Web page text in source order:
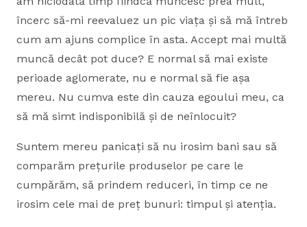
încerc să-mi reevaluez un pic viața și să mă întreb
cum am ajuns complice în asta. Accept mai multă
muncă decât pot duce? E normal să mai existe
perioade aglomerate, nu e normal să fie așa
mereu. Nu cumva este din cauza egoului meu, ca
să mă simt indisponibilă și de neînlocuit?
Suntem mereu panicați să nu irosim bani sau să
comparăm prețurile produselor pe care le
cumpărăm, să prindem reduceri, în timp ce ne
irosim cele mai de preț bunuri: timpul și atenția.